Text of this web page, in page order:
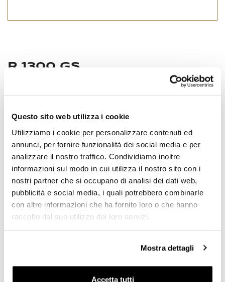
Questo sito web utilizza i cookie
Utilizziamo i cookie per personalizzare contenuti ed
annunci, per fornire funzionalità dei social media e per
analizzare il nostro traffico. Condividiamo inoltre
informazioni sul modo in cui utilizza il nostro sito con i
nostri partner che si occupano di analisi dei dati web,
pubblicità e social media, i quali potrebbero combinarle
con altre informazioni che ha fornito loro o che hanno
raccolto dal suo utilizzo dei loro servizi.
Mostra dettagli
Accetta tutti
R 1300 GS